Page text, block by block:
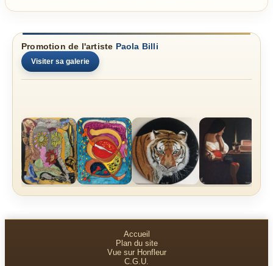
Promotion de l'artiste Paola Billi
Visiter sa galerie
Accueil
Plan du site
Vue sur Honfleur
C.G.U.